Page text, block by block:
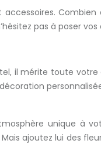
pas à poser
il mérite toute
unique à
ajoutez lui des